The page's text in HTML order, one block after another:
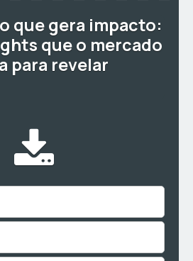
que gera impacto:
que o mercado
para revelar